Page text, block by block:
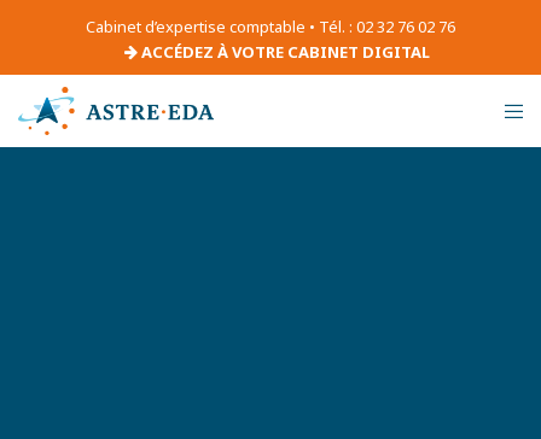
Cabinet d’expertise comptable • Tél. : 02 32 76 02 76
ACCÉDEZ À VOTRE CABINET DIGITAL